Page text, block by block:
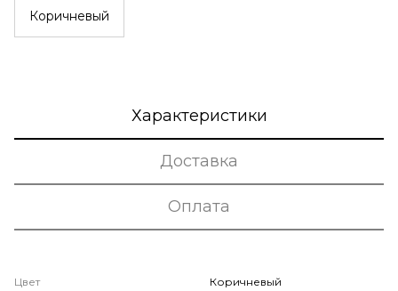
Коричневый
Характеристики
Доставка
Оплата
Цвет
Коричневый